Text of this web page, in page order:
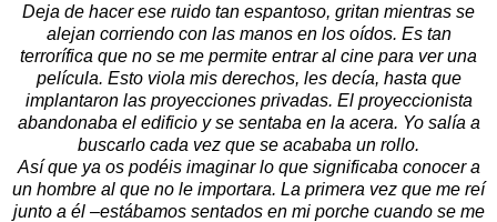
Deja de hacer ese ruido tan espantoso, gritan mientras se
alejan corriendo con las manos en los oídos. Es tan
terrorífica que no se me permite entrar al cine para ver una
película. Esto viola mis derechos, les decía, hasta que
implantaron las proyecciones privadas. El proyeccionista
abandonaba el edificio y se sentaba en la acera. Yo salía a
buscarlo cada vez que se acababa un rollo.
Así que ya os podéis imaginar lo que significaba conocer a
un hombre al que no le importara. La primera vez que me reí
junto a él –estábamos sentados en mi porche cuando se me